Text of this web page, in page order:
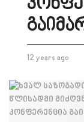
12 years ago